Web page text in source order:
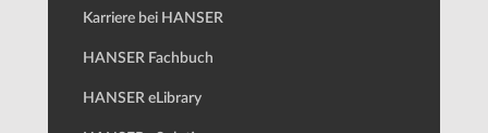
Karriere bei HANSER
HANSER Fachbuch
HANSER eLibrary